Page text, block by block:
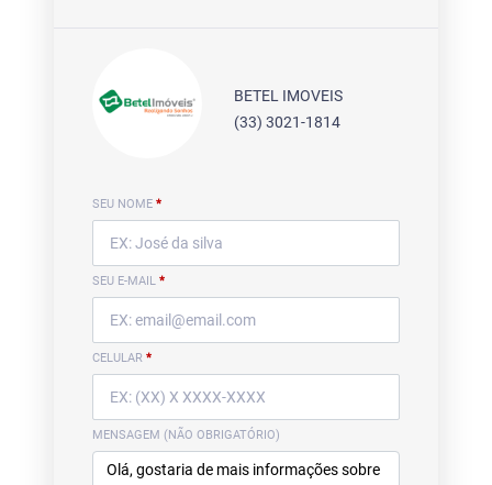
BETEL IMOVEIS
(33) 3021-1814
SEU NOME *
SEU E-MAIL *
CELULAR *
MENSAGEM (NÃO OBRIGATÓRIO)